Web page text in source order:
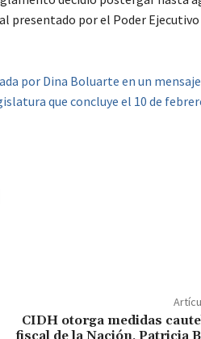
presentado por el Poder Ejecutivo
por Dina Boluarte en un
que concluye el 10 de
CIDH otorga medidas